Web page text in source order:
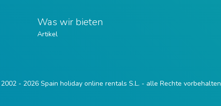
Was wir bieten
Artikel
- 2026 Spain holiday online rentals S.L. - alle Rechte vorbehalten